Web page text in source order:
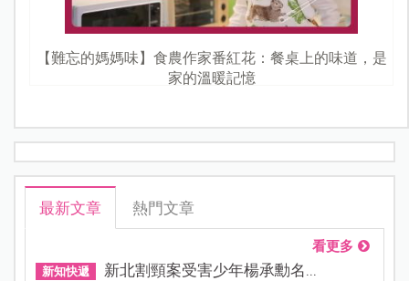
【難忘的媽媽味】食農作家番紅花：餐桌上的味道，是
家的溫暖記憶
最新文章 熱門文章
看更多
新知快遞 新北割頸案受害少年楊承勳名...